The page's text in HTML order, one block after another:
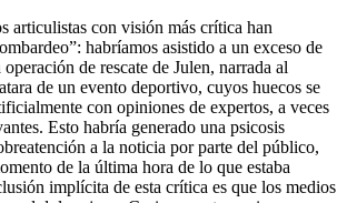
articulistas con visión más crítica han
habríamos asistido a un exceso de
de rescate de Julen, narrada al
de un evento deportivo, cuyos huecos se
con opiniones de expertos, a veces
Esto habría generado una psicosis
a la noticia por parte del público,
de la última hora de lo que estaba
implícita de esta crítica es que los medios